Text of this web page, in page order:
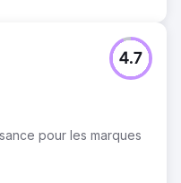
pour les marques
4.7